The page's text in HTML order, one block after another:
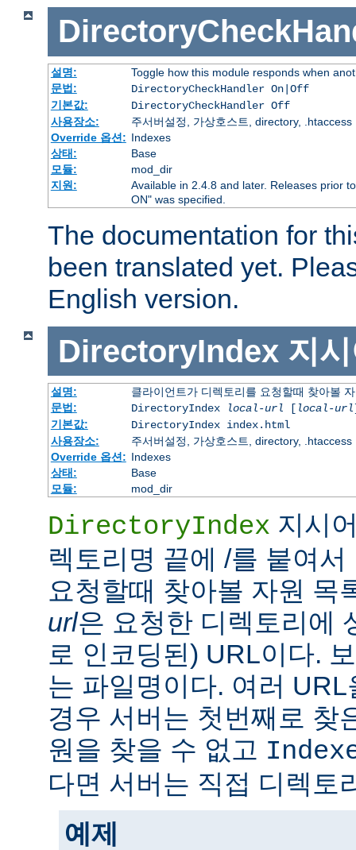
설명:
Toggle how this module responds when
문법:
DirectoryCheckHandler On|Off
기본값:
DirectoryCheckHandler Off
사용장소:
주서버설정, 가상호스트, directory, .htaccess
Override 옵션: Indexes
상태:
Base
모듈:
mod_dir
지원:
Available in 2.4.8 and later. Releases prior
ON" was specified.
The documentation for
been translated yet.
English version.
DirectoryIndex 지
설명:
클라이언트가 디렉토리를 요청할때 찾아볼
문법:
DirectoryIndex local-url [ local-url
기본값:
DirectoryIndex index.html
사용장소:
주서버설정, 가상호스트, directory, .htaccess
Override 옵션: Indexes
상태:
Base
모듈:
mod_dir
DirectoryIndex 지시
렉토리명 끝에 /를 붙여
요청할때 찾아볼 자원 목
url은 요청한 디렉토리에
로 인코딩된) URL이다.
는 파일명이다. 여러
경우 서버는 첫번째로 찾
원을 찾을 수 없고
다면 서버는 직접 디렉토
예제